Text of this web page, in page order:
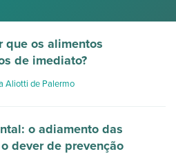
que os alimentos
de imediato?
Aliotti de Palermo
o adiamento das
dever de prevenção